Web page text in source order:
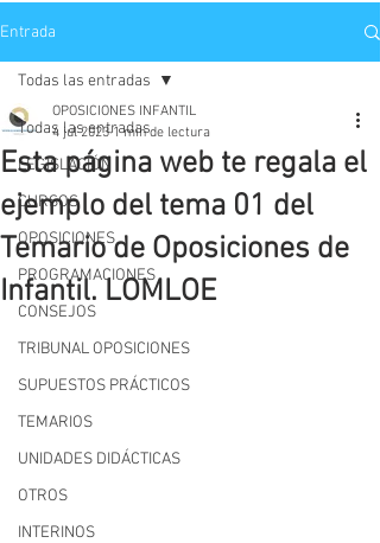
Entrada
Todas las entradas
LEGISLACIÓN
CURSOS
OPOSICIONES
PROGRAMACIONES
CONSEJOS
TRIBUNAL OPOSICIONES
SUPUESTOS PRÁCTICOS
TEMARIOS
UNIDADES DIDÁCTICAS
OTROS
INTERINOS
Todas las entradas
Esta página web te regala el
ejemplo del tema 01 del
Temario de Oposiciones de
Infantil. LOMLOE
OPOSICIONES INFANTIL
4 jul 2023 1 min de lectura